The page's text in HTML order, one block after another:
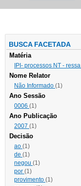
BUSCA FACETADA
Matéria
IPI- processos NT - ressa
Nome Relator
Não Informado (1)
Ano Sessão
0006 (1)
Ano Publicação
2007 (1)
Decisão
ao (1)
de (1)
negou (1)
por (1)
provimento (1)